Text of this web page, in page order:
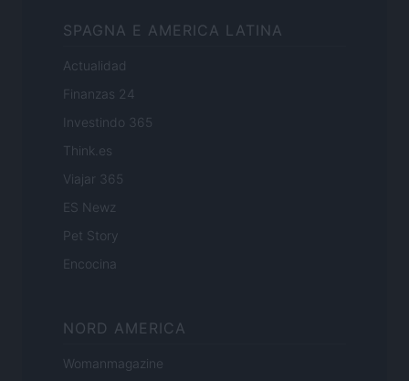
SPAGNA E AMERICA LATINA
Actualidad
Finanzas 24
Investindo 365
Think.es
Viajar 365
ES Newz
Pet Story
Encocina
NORD AMERICA
Womanmagazine